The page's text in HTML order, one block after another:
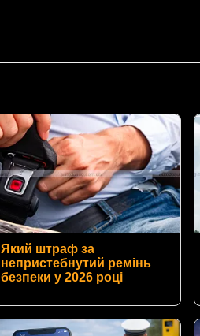
Який штраф за
непристебнутий ремінь
безпеки у 2026 році